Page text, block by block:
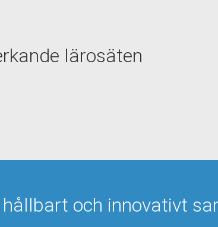
lärosäten
och innovativt